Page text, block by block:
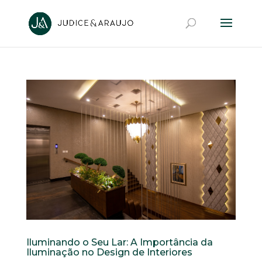
Iluminando o Seu Lar: A Importância da
Iluminação no Design de Interiores